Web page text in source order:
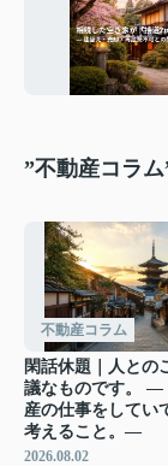
”不動産コラ
不動産コラム
閑話休題｜人との
議なものです。 ―
産の仕事をしてい
考えること。―
2026.08.02